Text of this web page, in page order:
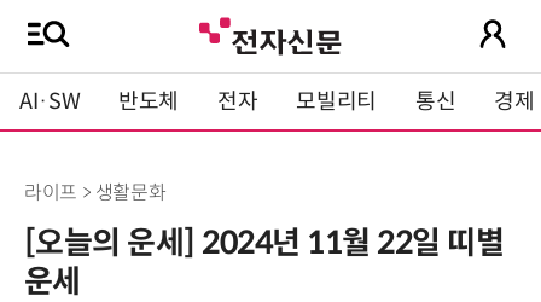
AI·SW 반도체 전자 모빌리티 통신 경제
라이프 > 생활문화
[오늘의 운세] 2024년 11월 22일 띠별
운세